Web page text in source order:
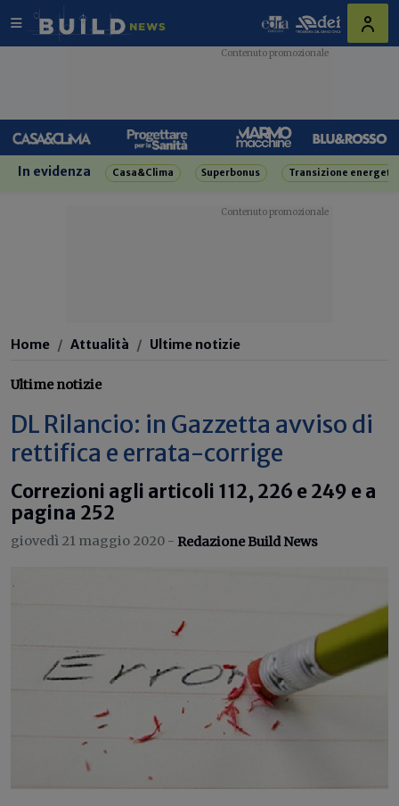
In evidenza Casa&Clima Superbonus Transizione
Home Attualità Ultime notizie
Ultime notizie
DL Rilancio: in Gazzetta avviso di
rettifica e errata-corrige
Correzioni agli articoli 112, 226 e 249 e a
pagina 252
giovedì 21 maggio 2020 - Redazione Build News